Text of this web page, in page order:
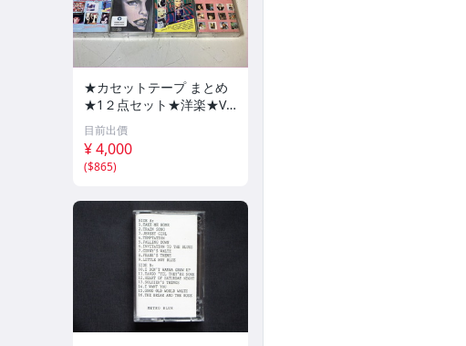
★カセットテープ まとめ
★1２点セット★洋楽★VA
★⑯★ロックンロール★L
OVE★ベスト★未視聴★カ
セットテープ★bzaif★CA
S0807-950★
目前出價
¥ 4,000
($865)